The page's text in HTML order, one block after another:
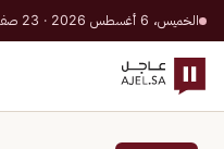
الخميس، 6 أغسطس 2026 · 23 صفر 1448 هـ